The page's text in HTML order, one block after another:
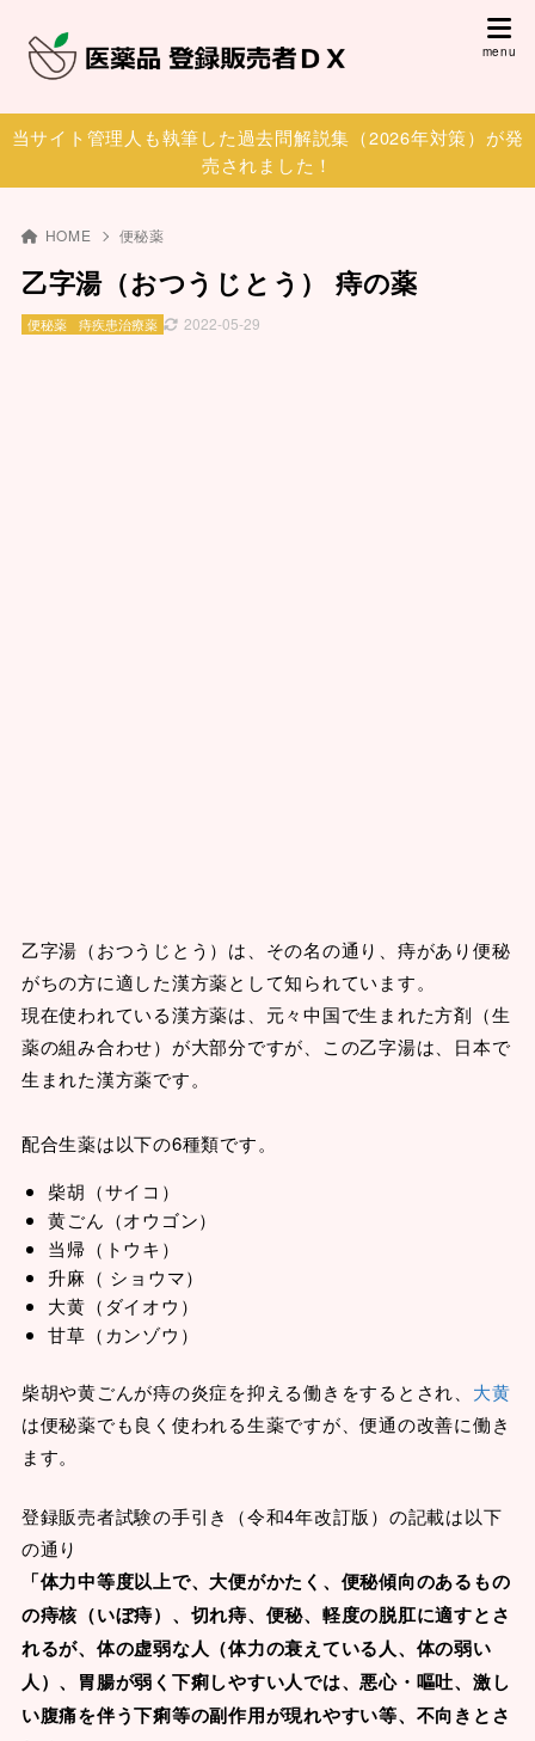
当サイト管理人も執筆した過去問解説集（2026年対策）が発
売されました！
HOME 便秘薬
乙字湯（おつうじとう） 痔の薬
2022-05-29
便秘薬 痔疾患治療薬
乙字湯（おつうじとう）は、その名の通り、痔があり便秘
がちの方に適した漢方薬として知られています。
現在使われている漢方薬は、元々中国で生まれた方剤（生
薬の組み合わせ）が大部分ですが、この乙字湯は、日本で
生まれた漢方薬です。
配合生薬は以下の6種類です。
柴胡（サイコ）
黄ごん（オウゴン）
当帰（トウキ）
升麻（ ショウマ）
大黄（ダイオウ）
甘草（カンゾウ）
柴胡や黄ごんが痔の炎症を抑える働きをするとされ、 大黄
は便秘薬でも良く使われる生薬ですが、便通の改善に働き
ます。
登録販売者試験の手引き（令和4年改訂版）の記載は以下
の通り
「体力中等度以上で、大便がかたく、便秘傾向のあるもの
の痔核（いぼ痔）、切れ痔、便秘、軽度の脱肛に適すとさ
れるが、体の虚弱な人（体力の衰えている人、体の弱い
人）、胃腸が弱く下痢しやすい人では、悪心・嘔吐、激し
い腹痛を伴う下痢等の副作用が現れやすい等、不向きとさ